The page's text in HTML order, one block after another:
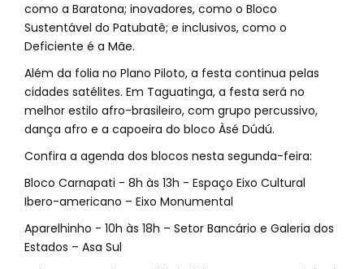
como a Baratona; inovadores, como o Bloco
Sustentável do Patubatê; e inclusivos, como o
Deficiente é a Mãe.
Além da folia no Plano Piloto, a festa continua pelas
cidades satélites. Em Taguatinga, a festa será no
melhor estilo afro-brasileiro, com grupo percussivo,
dança afro e a capoeira do bloco Àsé Dúdú.
Confira a agenda dos blocos nesta segunda-feira:
Bloco Carnapati - 8h às 13h - Espaço Eixo Cultural
Ibero-americano – Eixo Monumental
Aparelhinho - 10h às 18h – Setor Bancário e Galeria dos
Estados – Asa Sul